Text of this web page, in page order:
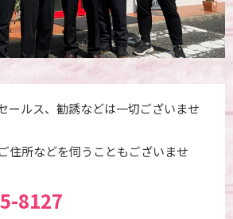
ールス、勧誘などは一切ございませ
住所などを伺うこともございませ
8127